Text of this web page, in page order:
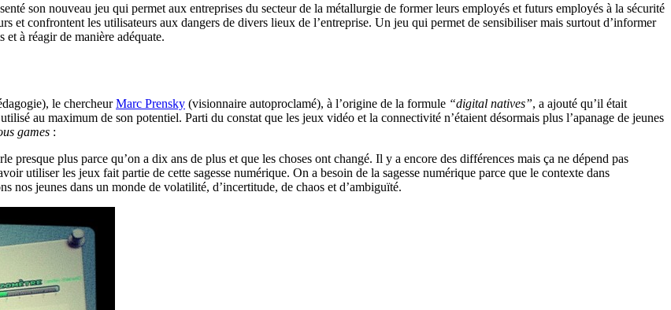
son nouveau jeu qui permet aux entreprises du secteur de la métallurgie de former leurs employés et futurs employés à la sécurité
et confrontent les utilisateurs aux dangers de divers lieux de l’entreprise. Un jeu qui permet de sensibiliser mais surtout d’informer
à réagir de manière adéquate.
le chercheurMarc Prensky (visionnaire autoproclamé), à l’origine de la formule “digital natives”, a ajouté qu’il était
au maximum de son potentiel. Parti du constat que les jeux vidéo et la connectivité n’étaient désormais plus l’apanage de jeunes
games :
plus parce qu’on a dix ans de plus et que les choses ont changé. Il y a encore des différences mais ça ne dépend pas
utiliser les jeux fait partie de cette sagesse numérique. On a besoin de la sagesse numérique parce que le contexte dans
nos jeunes dans un monde de volatilité, d’incertitude, de chaos et d’ambiguïté.